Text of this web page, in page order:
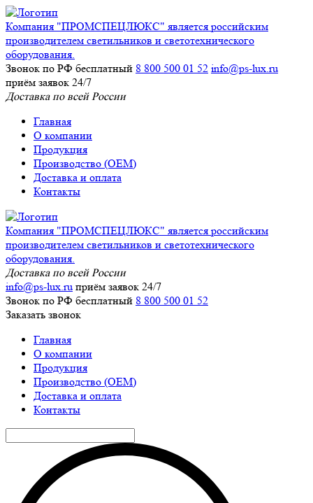
Компания "ПРОМСПЕЦЛЮКС" является российским
производителем светильников и светотехнического
оборудования.
Звонок по РФ бесплатный 8 800 500 01 52 info@ps-lux.ru
приём заявок 24/7
Доставка по всей России
Главная
О компании
Продукция
Производство (ОЕМ)
Доставка и оплата
Контакты
Компания "ПРОМСПЕЦЛЮКС" является российским
производителем светильников и светотехнического
оборудования.
Доставка по всей России
info@ps-lux.ru приём заявок 24/7
Звонок по РФ бесплатный 8 800 500 01 52
Заказать звонок
Главная
О компании
Продукция
Производство (ОЕМ)
Доставка и оплата
Контакты